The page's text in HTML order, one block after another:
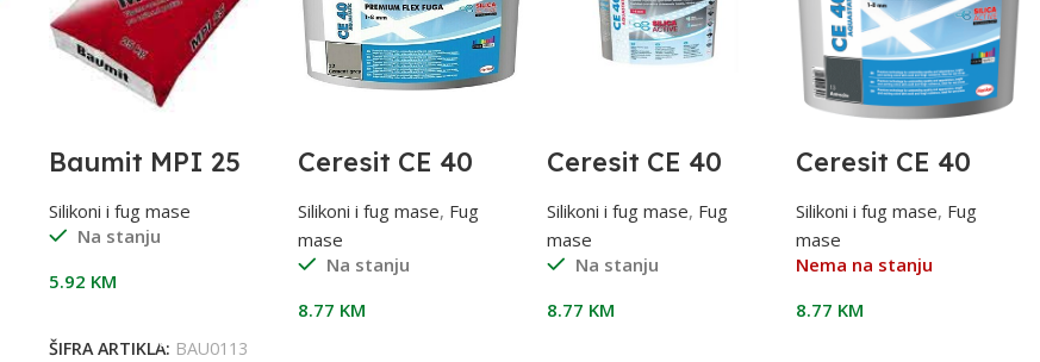
Baumit MPI 25
krečni malter
Silikoni i fug mase
Na stanju
5.92 KM
ŠIFRA ARTIKLA: BAU0113
Ceresit CE 40
Siva, 2/1
Silikoni i fug mase, Fug
mase
Na stanju
8.77 KM
Ceresit CE 40
Manhattan, 2/1
Silikoni i fug mase, Fug
mase
Na stanju
8.77 KM
Ceresit CE 40
Antracite,2/1
Silikoni i fug mase, Fug
mase
Nema na stanju
8.77 KM